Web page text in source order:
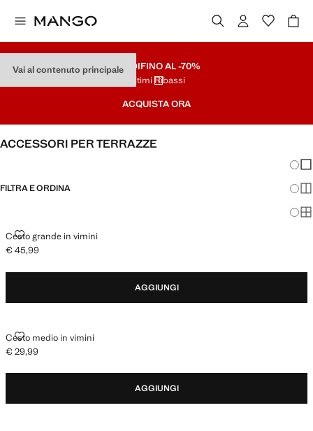
Vai al contenuto principaleSALDIFINO AL -70%
Ultimi Ribassi
ACQUISTA ORA
ACCESSORI PER TERRAZZE
FILTRA E ORDINA
Cesto grande in vimini
CESTO GRANDE IN VIMINI
Prezzo attuale [€ 45,99 ]
€ 45,99
AGGIUNGI
Cesto medio in vimini
CESTO MEDIO IN VIMINI
Prezzo attuale [€ 29,99 ]
€ 29,99
AGGIUNGI